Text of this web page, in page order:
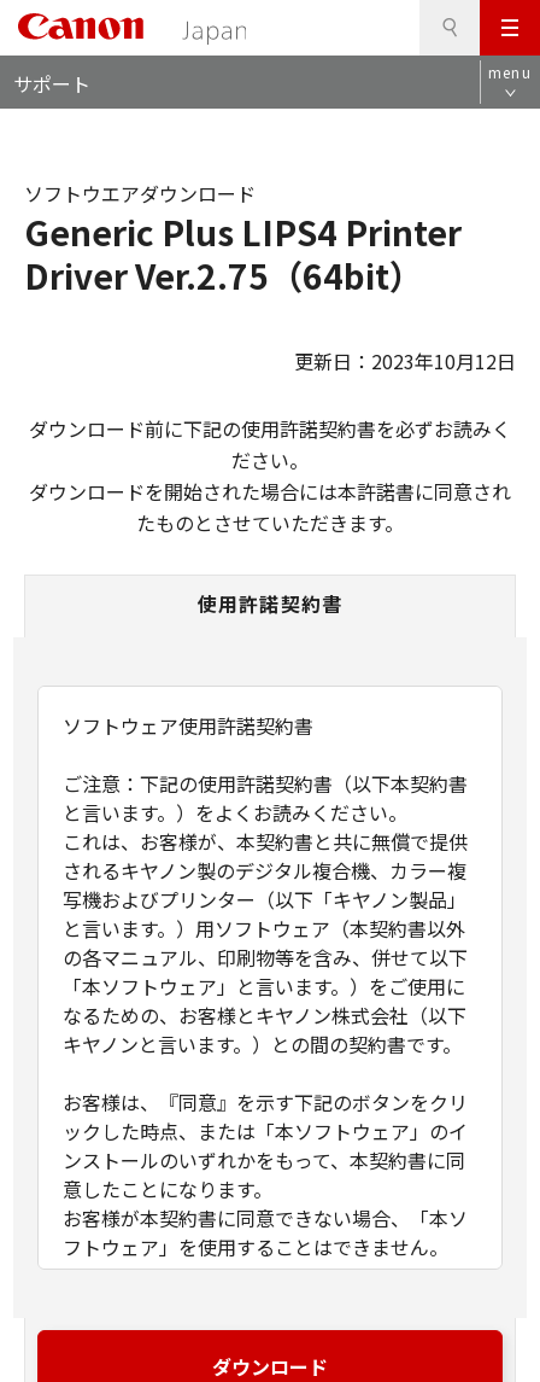
メ
ニ
ュ
サポート menu
Generic Plus LIPS4 Printer
Driver Ver.2.75（64bit）
ソフトウエアダウンロード
更新日：2023年10月12日
ダウンロード前に下記の使用許諾契約書を必ずお読みく
ださい。
ダウンロードを開始された場合には本許諾書に同意され
たものとさせていただきます。
使用許諾契約書
ソフトウェア使用許諾契約書
ご注意：下記の使用許諾契約書（以下本契約書
と言います。）をよくお読みください。
これは、お客様が、本契約書と共に無償で提供
されるキヤノン製のデジタル複合機、カラー複
写機およびプリンター（以下「キヤノン製品」
と言います。）用ソフトウェア（本契約書以外
の各マニュアル、印刷物等を含み、併せて以下
「本ソフトウェア」と言います。）をご使用に
なるための、お客様とキヤノン株式会社（以下
キヤノンと言います。）との間の契約書です。
お客様は、『同意』を示す下記のボタンをクリ
ックした時点、または「本ソフトウェア」のイ
ンストールのいずれかをもって、本契約書に同
意したことになります。
お客様が本契約書に同意できない場合、「本ソ
フトウェア」を使用することはできません。
(1) キヤノンは、お客様が「キヤノン製品」を利
用する目的のために、「キヤノン製品」に直接
ダウンロード